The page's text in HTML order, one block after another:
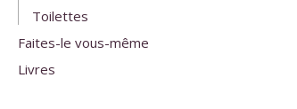
Toilettes
Faites-le vous-même
Livres